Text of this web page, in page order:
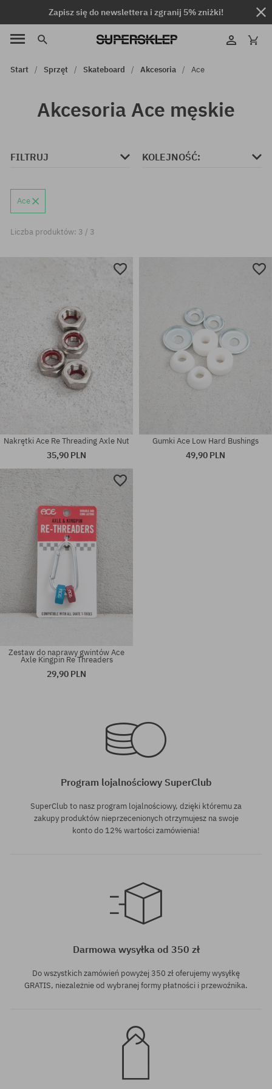
Zapisz się do newslettera i zgranij 5% zniżki!
Start Sprzęt Skateboard Akcesoria Ace
Akcesoria Ace męskie
FILTRUJ KOLEJNOŚĆ:
Ace
Liczba produktów: 3 / 3
Nakrętki Ace Re Threading Axle Nut
35,90 PLN
rozmiar uniwersalny
Gumki Ace Low Hard Bushings
49,90 PLN
Zestaw do naprawy gwintów Ace
Axle Kingpin Re Threaders
29,90 PLN
Program lojalnościowy SuperClub
SuperClub to nasz program lojalnościowy, dzięki któremu za
zakupy produktów nieprzecenionych otrzymujesz na swoje
konto do 12% wartości zamówienia!
Darmowa wysyłka od 350 zł
Do wszystkich zamówień powyżej 350 zł oferujemy wysyłkę
GRATIS, niezależnie od wybranej formy płatności i przewoźnika.